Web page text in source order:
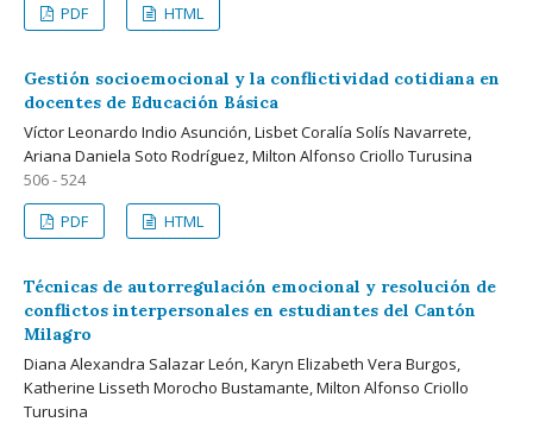
PDF
HTML
Gestión socioemocional y la conflictividad cotidiana en
docentes de Educación Básica
Víctor Leonardo Indio Asunción, Lisbet Coralía Solís Navarrete,
Ariana Daniela Soto Rodríguez, Milton Alfonso Criollo Turusina
506 - 524
PDF
HTML
Técnicas de autorregulación emocional y resolución de
conflictos interpersonales en estudiantes del Cantón
Milagro
Diana Alexandra Salazar León, Karyn Elizabeth Vera Burgos,
Katherine Lisseth Morocho Bustamante, Milton Alfonso Criollo
Turusina